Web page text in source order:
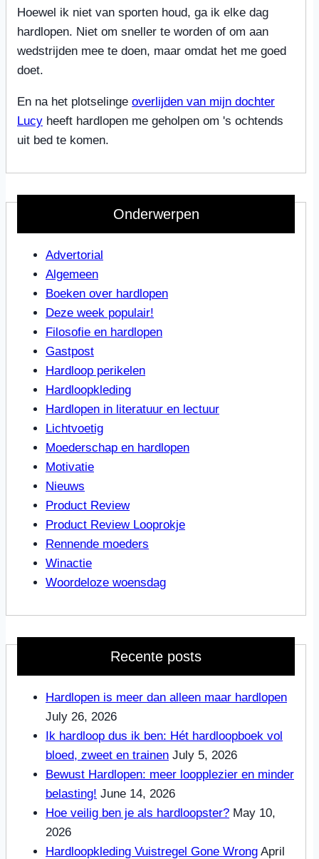
Hoewel ik niet van sporten houd, ga ik elke dag
hardlopen. Niet om sneller te worden of om aan
wedstrijden mee te doen, maar omdat het me goed
doet.
En na het plotselinge overlijden van mijn dochter
Lucy heeft hardlopen me geholpen om 's ochtends
uit bed te komen.
Onderwerpen
Advertorial
Algemeen
Boeken over hardlopen
Deze week populair!
Filosofie en hardlopen
Gastpost
Hardloop perikelen
Hardloopkleding
Hardlopen in literatuur en lectuur
Lichtvoetig
Moederschap en hardlopen
Motivatie
Nieuws
Product Review
Product Review Looprokje
Rennende moeders
Winactie
Woordeloze woensdag
Recente posts
Hardlopen is meer dan alleen maar hardlopen
July 26, 2026
Ik hardloop dus ik ben: Hét hardloopboek vol
bloed, zweet en trainen July 5, 2026
Bewust Hardlopen: meer loopplezier en minder
belasting! June 14, 2026
Hoe veilig ben je als hardloopster? May 10,
2026
Hardloopkleding Vuistregel Gone Wrong April